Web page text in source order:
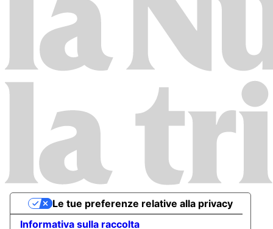
Informativa sulla raccolta
Le tue preferenze relative alla privacy